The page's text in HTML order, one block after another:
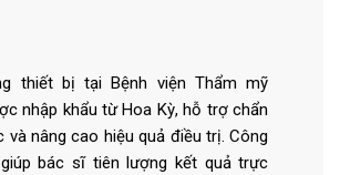
thiết bị tại Bệnh viện Thẩm mỹ
nhập khẩu từ Hoa Kỳ, hỗ trợ chẩn
và nâng cao hiệu quả điều trị. Công
bác sĩ tiên lượng kết quả trực